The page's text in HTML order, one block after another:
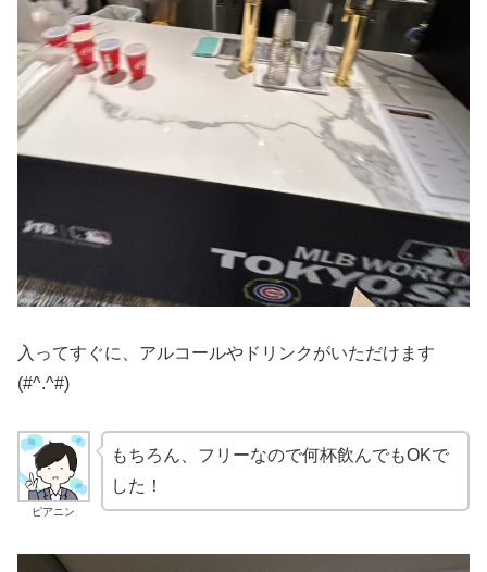
入ってすぐに、アルコールやドリンクがいただけます
(#^.^#)
ピアニン
もちろん、フリーなので何杯飲んでもOKで
した！